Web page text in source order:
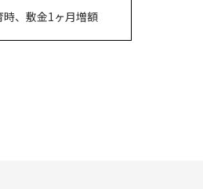
、敷金1ヶ月増額